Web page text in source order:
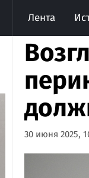
Лента
30 июня 2025,